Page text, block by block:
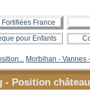
Fortifiées France
pour Enfants
Morbihan - Vannes
- Position